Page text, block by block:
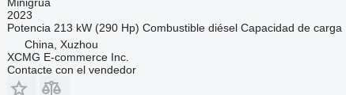
2023
Potencia 213 kW (290 Hp) Combustible diésel Capacidad de carga
China, Xuzhou
XCMG E-commerce Inc.
Contacte con el vendedor